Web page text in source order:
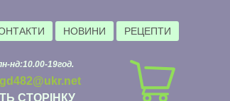
НОВИНИ РЕЦЕПТИ
нд:10.00-19год.
СТОРІНКУ